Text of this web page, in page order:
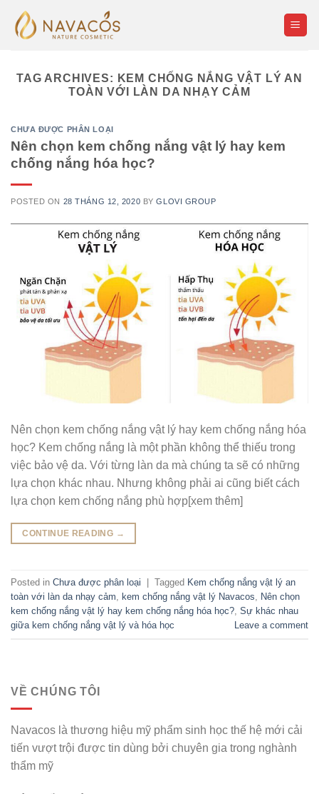
TAG ARCHIVES: KEM CHỐNG NẮNG VẬT LÝ AN
TOÀN VỚI LÀN DA NHẠY CẢM
CHƯA ĐƯỢC PHÂN LOẠI
Nên chọn kem chống nắng vật lý hay kem
chống nắng hóa học?
POSTED ON 28 THÁNG 12, 2020 BYGLOVI GROUP
Nên chọn kem chống nắng vật lý hay kem chống nắng hóa
học? Kem chống nắng là một phần không thể thiếu trong
việc bảo vệ da. Với từng làn da mà chúng ta sẽ có những
lựa chọn khác nhau. Nhưng không phải ai cũng biết cách
lựa chọn kem chống nắng phù hợp[xem thêm]
CONTINUE READING →
Posted in Chưa được phân loại Tagged Kem chống nắng vật lý an
toàn với làn da nhạy cảm
kem chống nắng vật lý Navacos
Nên chọn
kem chống nắng vật lý hay kem chống nắng hóa học? Sự khác nhau
giữa kem chống nắng vật lý và hóa học
Leave a comment
VỀ CHÚNG TÔI
Navacos là thương hiệu mỹ phẩm sinh học thế hệ mới cải
tiến vượt trội được tin dùng bởi chuyên gia trong nghành
thẩm mỹ